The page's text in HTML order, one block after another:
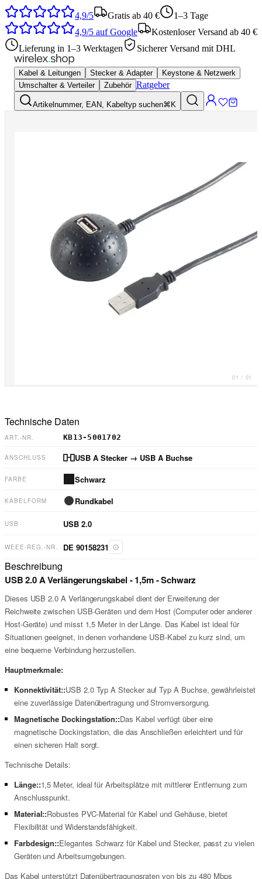
4,9/5 Gratis ab 40 €
1–3 Tage
4,9/5 auf Google
Kostenloser Versand ab 40 €
Lieferung in 1–3 Werktagen
Sicherer Versand mit DHL
Kabel & Leitungen Stecker & Adapter
Keystone & Netzwerk
Umschalter & Verteiler
Zubehör Ratgeber
Artikelnummer, EAN, Kabeltyp suchen⌘K
01 / 01
Technische Daten
ART.-NR. KB13-5001702
ANSCHLUSS USB A Stecker → USB A Buchse
FARBE Schwarz
KABELFORM Rundkabel
USB USB 2.0
WEEE-REG.-NR. DE 90158231
Beschreibung
USB 2.0 A Verlängerungskabel - 1,5m - Schwarz
Dieses USB 2.0 A Verlängerungskabel dient der Erweiterung der
Reichweite zwischen USB-Geräten und dem Host (Computer oder anderer
Host-Geräte) und misst 1,5 Meter in der Länge. Das Kabel ist ideal für
Situationen geeignet, in denen vorhandene USB-Kabel zu kurz sind, um
eine bequeme Verbindung herzustellen.
Hauptmerkmale:
Konnektivität::USB 2.0 Typ A Stecker auf Typ A Buchse, gewährleistet
eine zuverlässige Datenübertragung und Stromversorgung.
Magnetische Dockingstation::Das Kabel verfügt über eine
magnetische Dockingstation, die das Anschließen erleichtert und für
einen sicheren Halt sorgt.
Technische Details:
Länge::1,5 Meter, ideal für Arbeitsplätze mit mittlerer Entfernung zum
Anschlusspunkt.
Material::Robustes PVC-Material für Kabel und Gehäuse, bietet
Flexibilität und Widerstandsfähigkeit.
Farbdesign::Elegantes Schwarz für Kabel und Stecker, passt zu vielen
Geräten und Arbeitsumgebungen.
Das Kabel unterstützt Datenübertragungsraten von bis zu 480 Mbps